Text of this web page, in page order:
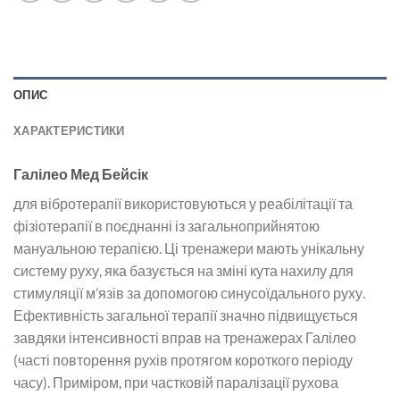
ОПИС
ХАРАКТЕРИСТИКИ
Галілео Мед Бейсік
для вібротерапії використовуються у реабілітації та
фізіотерапії в поєднанні із загальноприйнятою
мануальною терапією. Ці тренажери мають унікальну
систему руху, яка базується на зміні кута нахилу для
стимуляції м’язів за допомогою синусоїдального руху.
Ефективність загальної терапії значно підвищується
завдяки інтенсивності вправ на тренажерах Галілео
(часті повторення рухів протягом короткого періоду
часу). Приміром, при частковій паралізації рухова